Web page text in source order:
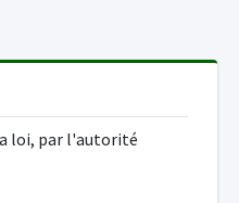
loi, par l'autorité